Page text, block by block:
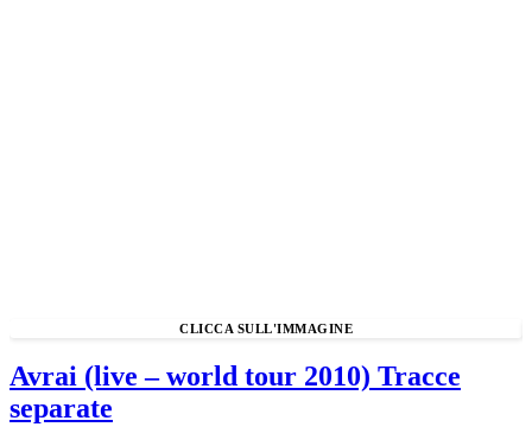
Avrai (live – world tour 2010) Tracce
separate